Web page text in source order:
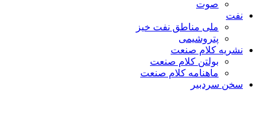
صوت
نفت
ملی مناطق نفت خیز
پتروشیمی
نشریه کلام صنعت
بولتن کلام صنعت
ماهنامه کلام صنعت
سخن سردبیر